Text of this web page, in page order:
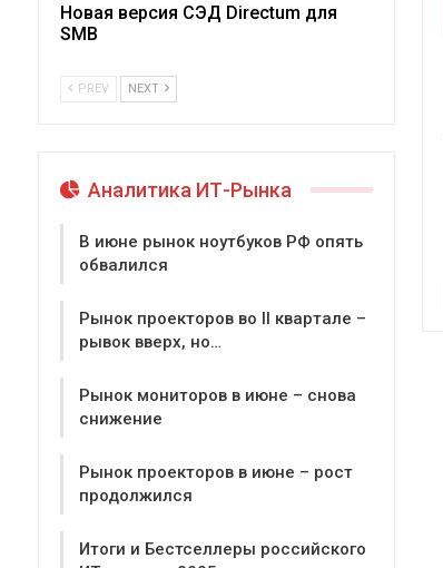
Новая версия СЭД Directum для
SMB
PREV NEXT
Аналитика ИТ-Рынка
В июне рынок ноутбуков РФ опять
обвалился
Рынок проекторов во II квартале –
рывок вверх, но…
Рынок мониторов в июне – снова
снижение
Рынок проекторов в июне – рост
продолжился
Итоги и Бестселлеры российского